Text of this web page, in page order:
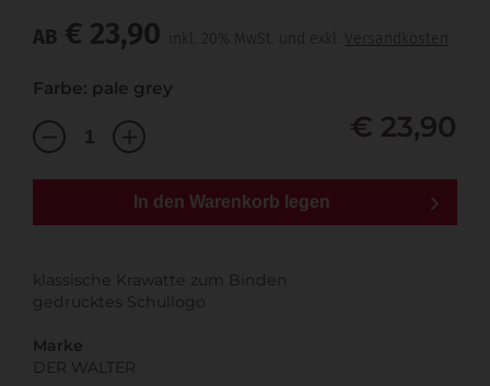
AB € 23,90 inkl. 20% MwSt. und exkl. Versandkosten
Farbe: pale grey
€ 23,90
In den Warenkorb legen
klassische Krawatte zum Binden
gedrucktes Schullogo
Marke
DER WALTER